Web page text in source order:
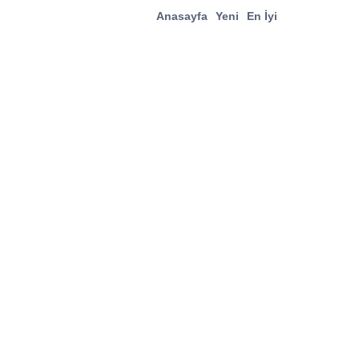
Anasayfa Yeni En İyi